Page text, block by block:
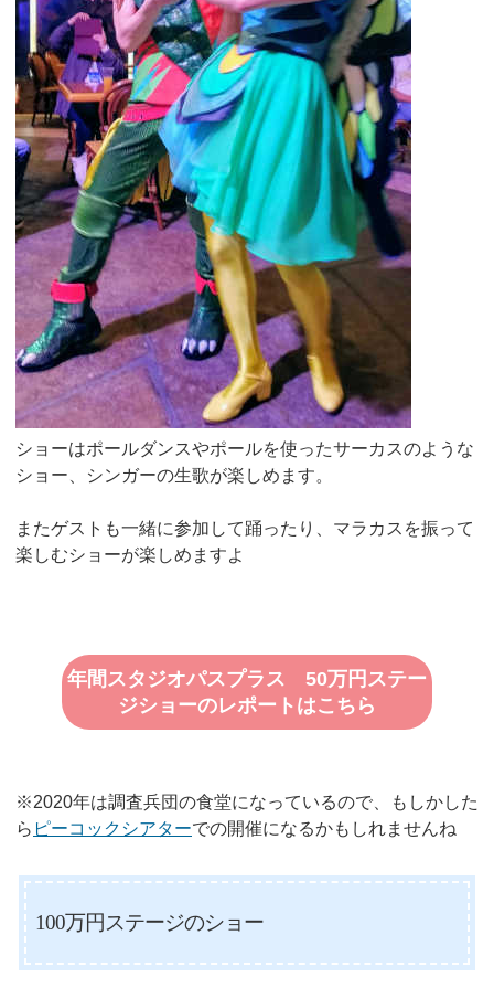
ショーはポールダンスやポールを使ったサーカスのような
ショー、シンガーの生歌が楽しめます。
またゲストも一緒に参加して踊ったり、マラカスを振って
楽しむショーが楽しめますよ
年間スタジオパスプラス 50万円ステー
ジショーのレポートはこちら
※2020年は調査兵団の食堂になっているので、もしかした
ら ピーコックシアターでの開催になるかもしれませんね
100万円ステージのショー